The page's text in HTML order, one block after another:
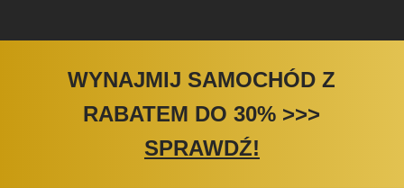
WYNAJMIJ SAMOCHÓD Z
RABATEM DO 30% >>>
SPRAWDŹ!